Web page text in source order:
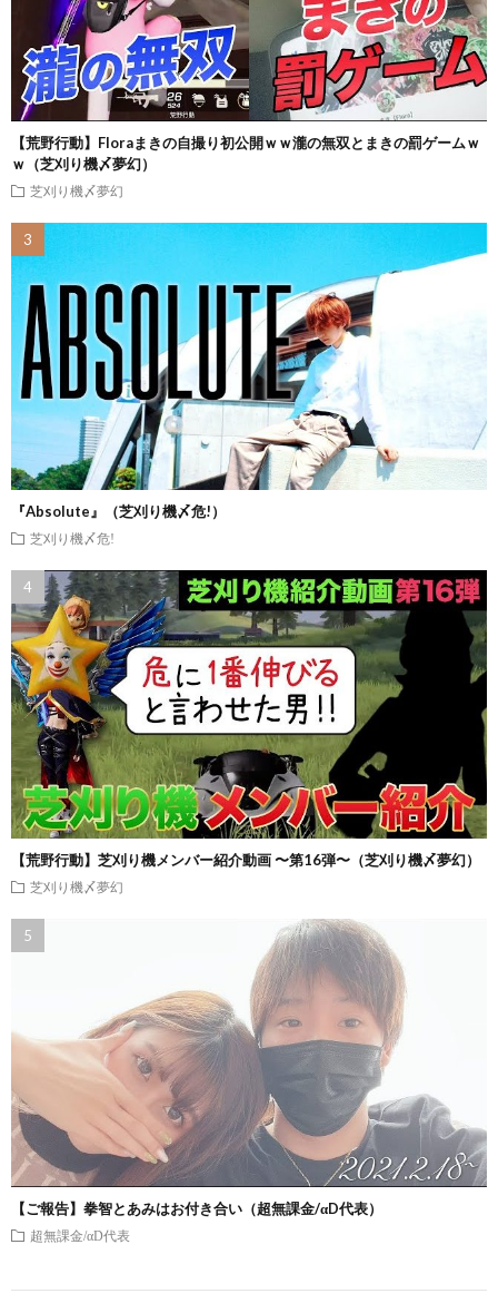
【荒野行動】Floraまきの自撮り初公開ｗｗ瀧の無双とまきの罰ゲームｗ
ｗ（芝刈り機〆夢幻）
芝刈り機〆夢幻
『Absolute』（芝刈り機〆危!）
芝刈り機〆危!
【荒野行動】芝刈り機メンバー紹介動画 〜第16弾〜（芝刈り機〆夢幻）
芝刈り機〆夢幻
【ご報告】拳智とあみはお付き合い（超無課金/αD代表）
超無課金/αD代表